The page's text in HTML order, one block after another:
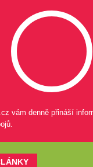
vám denně přináší